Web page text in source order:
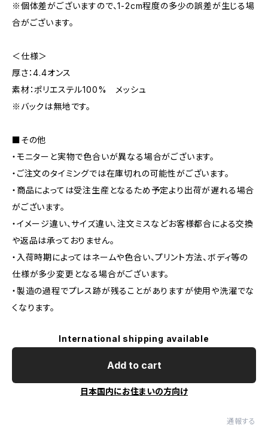
※個体差がございますので、1-2cm程度の多少の誤差が生じる場
合がございます。
＜仕様＞
厚さ：4.4オンス
素材：ポリエステル100% メッシュ
※バックは無地です。
■その他
・モニターと実物で色合いが異なる場合がございます。
・ご注文のタイミングでは在庫切れの可能性がございます。
・商品によっては受注生産となるため予定より出荷が遅れる場合
がございます。
・イメージ違い、サイズ違い、注文ミスなどお客様都合による交換
や返品は承っておりません。
・入荷時期によってはネームや色合い、プリント方法、ボディ等の
仕様が多少変更となる場合がございます。
・製造の過程でプレス跡が残ることがありますが使用や洗濯でな
くなります。
International shipping available
Add to cart
日本国内にお住まいの方向け
通報する